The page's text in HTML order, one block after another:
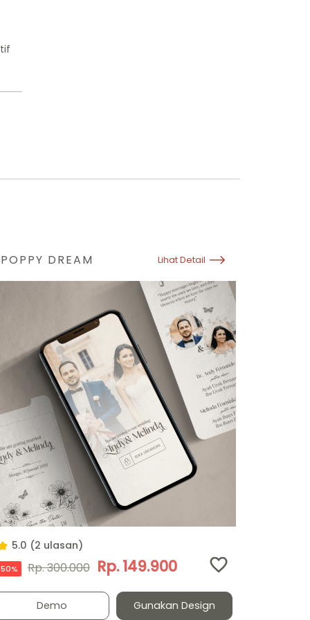
POPPY DREAM Lihat Detail
5.0 (2 ulasan)
50% Rp. 300.000 Rp. 149.900
Demo Gunakan Design